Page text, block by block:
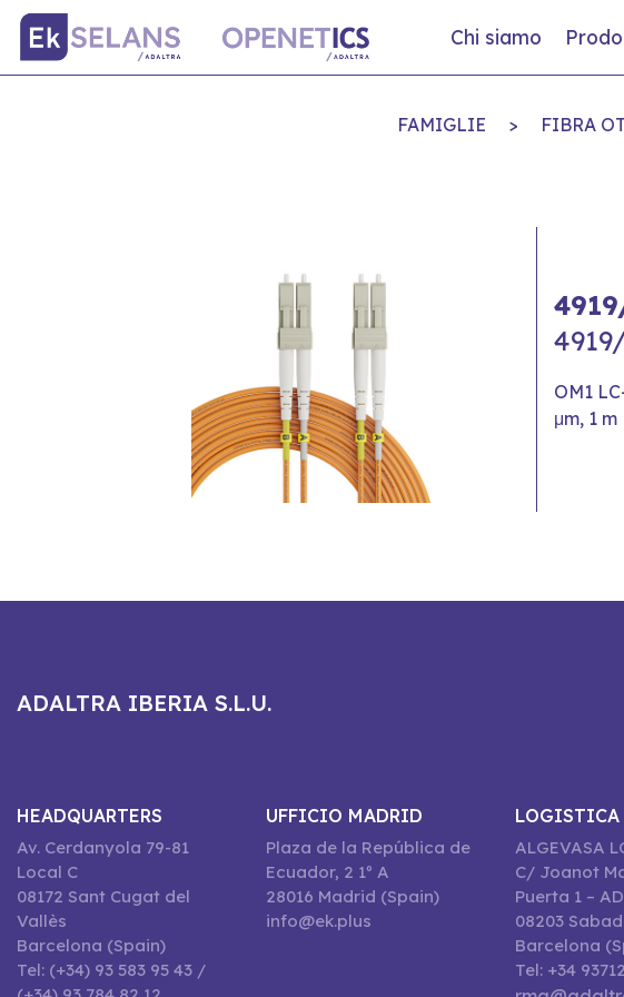
Chi siamo
FAMIGLIE > FIBRA
OM1
μm, 1 m
ADALTRA IBERIA S.L.U.
HEADQUARTERS
Av. Cerdanyola 79-81
Local C
08172 Sant Cugat del
Vallès
Barcelona (Spain)
Tel: (+34) 93 583 95 43 /
UFFICIO MADRID
Plaza de la República de
Ecuador, 2 1º A
28016 Madrid (Spain)
info@ek.plus
LOGISTICA
ALGEVASA
C/ Joanot
Puerta 1 –
08203
Barcelona
Tel: +34